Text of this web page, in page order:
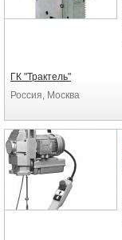
ГК "Трактель"
Россия, Москва